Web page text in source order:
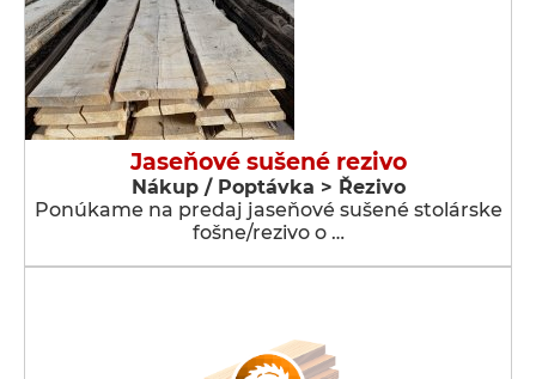
Jaseňové sušené rezivo
Nákup / Poptávka > Řezivo
Ponúkame na predaj jaseňové sušené stolárske
fošne/rezivo o …